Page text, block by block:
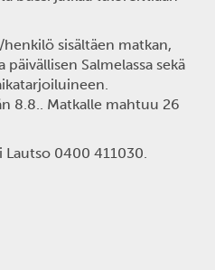
henkilö sisältäen matkan,
Salmelassa sekä
8.8.. Matkalle mahtuu 26
Lautso 0400 411030.